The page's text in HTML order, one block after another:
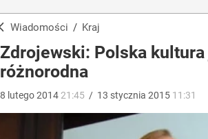
Wiadomości / Kraj
Zdrojewski: Polska
różnorodna
8 lutego2014 21:45 / 13 stycznia 2015 11:31